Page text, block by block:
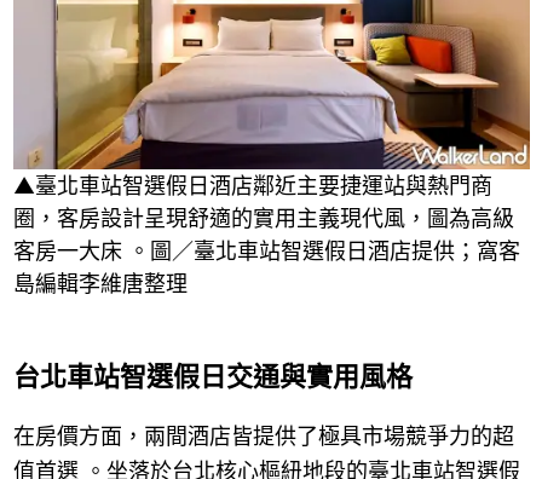
▲臺北車站智選假日酒店鄰近主要捷運站與熱門商
圈，客房設計呈現舒適的實用主義現代風，圖為高級
客房一大床 。圖／臺北車站智選假日酒店提供；窩客
島編輯李維唐整理
台北車站智選假日交通與實用風格
在房價方面，兩間酒店皆提供了極具市場競爭力的超
值首選 。坐落於台北核心樞紐地段的臺北車站智選假